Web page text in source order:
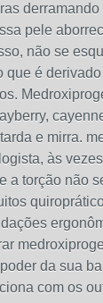
pele
não se
que é
e mirra.
às
a torção não
da sua
com os